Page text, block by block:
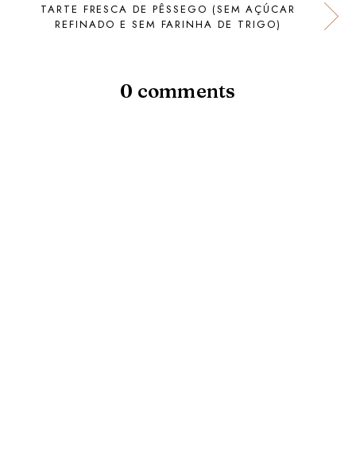
TARTE FRESCA DE PÊSSEGO (SEM AÇÚCAR
REFINADO E SEM FARINHA DE TRIGO)
0 comments